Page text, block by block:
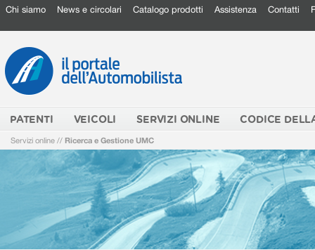
Chi siamo News e circolari Catalogo prodotti Assistenza Contatti
PATENTI VEICOLI SERVIZI ONLINE CODICE
Servizi online // Ricerca e Gestione UMC